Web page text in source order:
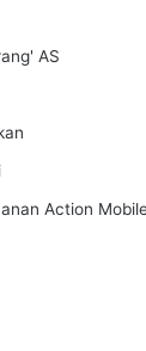
AS
Action